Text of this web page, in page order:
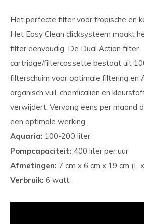
Het perfecte filter voor tropische en
Het Easy Clean clicksysteem maakt
filter eenvoudig. De Dual Action filter
cartridge/filtercassette bestaat uit
filterschuim voor optimale filtering en
organisch vuil, chemicaliën en
verwijdert. Vervang eens per maand
een optimale werking.
Aquaria: 100-200 liter
Pompcapaciteit: 400 liter per uur
Afmetingen: 7 cm x 6 cm x 19 cm (L
Verbruik: 6 watt.